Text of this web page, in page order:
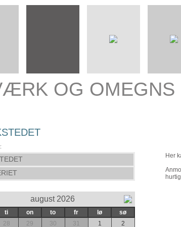
OG OMEGNS
Her
august 2026
ti on to fr lø
sø
28 29 30 31 1
2